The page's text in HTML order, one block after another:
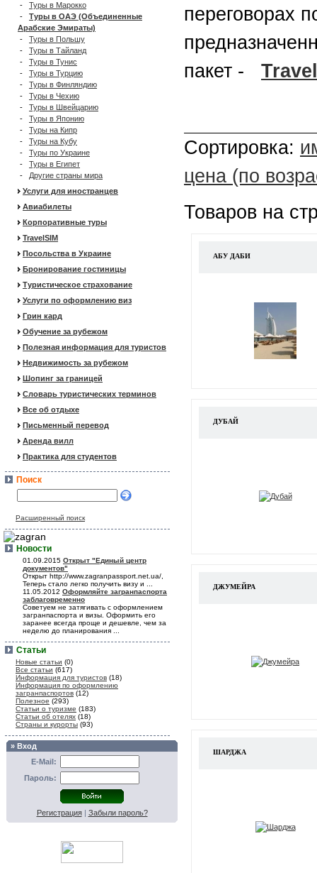
- Туры в Марокко
- Туры в ОАЭ (Объединенные
Арабские Эмираты)
- Туры в Польшу
- Туры в Тайланд
- Туры в Тунис
- Туры в Турцию
- Туры в Финляндию
- Туры в Чехию
- Туры в Швейцарию
- Туры в Японию
- Туры на Кипр
- Туры на Кубу
- Туры по Украине
- Туры в Египет
- Другие страны мира
Услуги для иностранцев
Авиабилеты
Корпоративные туры
TravelSIM
Посольства в Украине
Бронирование гостиницы
Туристическое страхование
Услуги по оформлению виз
Грин кард
Обучение за рубежом
Полезная информация для туристов
Недвижимость за рубежом
Шопинг за границей
Словарь туристических терминов
Все об отдыхе
Письменный перевод
Аренда вилл
Практика для студентов
Поиск
Расширенный поиск
Новости
01.09.2015 Открыт "Единый центр
документов"
Открыт http://www.zagranpassport.net.ua/,
Теперь стало легко получить визу и ...
11.05.2012 Оформляйте загранпаспорта
заблаговременно
Советуем не затягивать с оформлением
загранпаспорта и визы. Оформить его
заранее всегда проще и дешевле, чем за
неделю до планирования ...
Статьи
Новые статьи (0)
Все статьи (617)
Информация для туристов (18)
Информация по оформлению
загранпаспортов (12)
Полезное (293)
Статьи о туризме (183)
Статьи об отелях (18)
Страны и курорты (93)
» Вход
E-Mail:
Пароль:
Регистрация| Забыли пароль?
переговорах
пакет -
Сортировка:
цена (по
Товаров на
АБУ ДАБИ
ДУБАЙ
ДЖУМЕЙРА
ШАРДЖА